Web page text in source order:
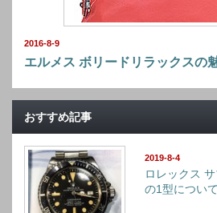
2016-8-9
エルメス ボリードリラックスの
おすすめ記事
2019-8-4
ロレックス
の1型について